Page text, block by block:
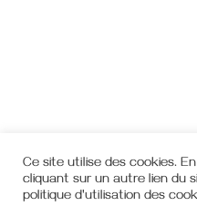
Ce site utilise des cookies.
cliquant sur un autre lien du
politique d'utilisation des